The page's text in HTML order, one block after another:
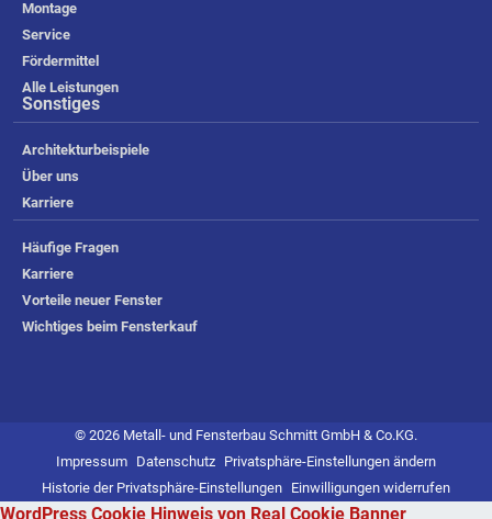
Montage
Service
Fördermittel
Alle Leistungen
Sonstiges
Architekturbeispiele
Über uns
Karriere
Häufige Fragen
Karriere
Vorteile neuer Fenster
Wichtiges beim Fensterkauf
© 2026 Metall- und Fensterbau Schmitt GmbH & Co.KG.
Impressum Datenschutz Privatsphäre-Einstellungen ändern
Historie der Privatsphäre-Einstellungen Einwilligungen widerrufen
WordPress Cookie Hinweis von Real Cookie Banner